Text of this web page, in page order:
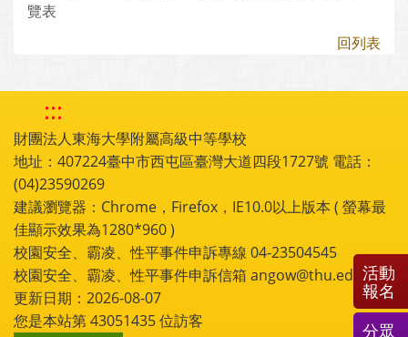
覽表
回列表
:::
財團法人東海大學附屬高級中等學校
地址：407224臺中市西屯區臺灣大道四段1727號 電話：
(04)23590269
建議瀏覽器：Chrome，Firefox，IE10.0以上版本 ( 螢幕最
佳顯示效果為1280*960 )
校園安全、霸凌、性平事件申訴專線 04-23504545
校園安全、霸凌、性平事件申訴信箱 angow@thu.edu.tw
更新日期：2026-08-07
您是本站第43051435位訪客
活動
報名
分眾